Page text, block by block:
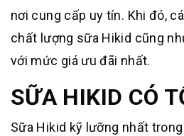
nơi cung cấp uy tín. Khi đó,
chất lượng sữa Hikid cũng
với mức giá ưu đãi nhất.
SỮA HIKID CÓ
Sữa Hikid kỹ lưỡng nhất